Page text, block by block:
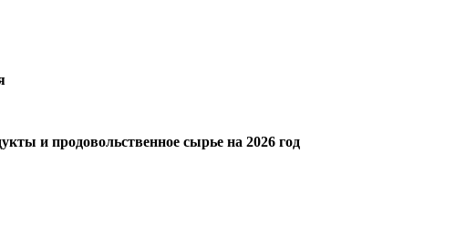
и продовольственное сырье на 2026 год